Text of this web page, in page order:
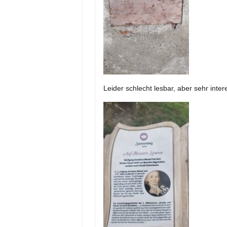
Leider schlecht lesbar, aber sehr